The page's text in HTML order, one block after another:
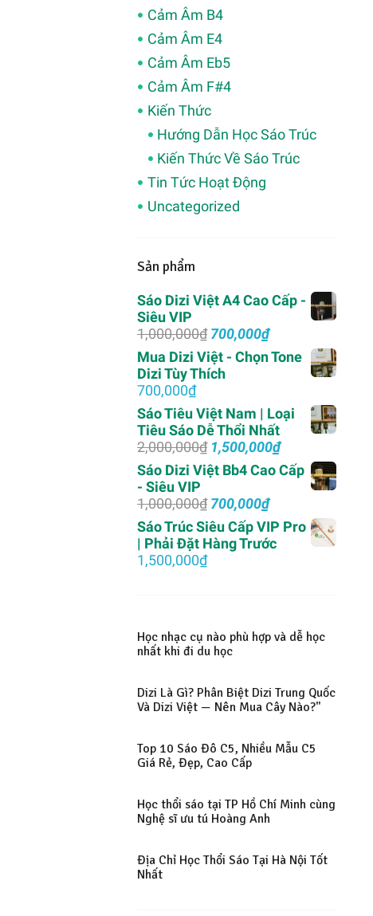
Cảm Âm B4
Cảm Âm E4
Cảm Âm Eb5
Cảm Âm F#4
Kiến Thức
Hướng Dẫn Học Sáo Trúc
Kiến Thức Về Sáo Trúc
Tin Tức Hoạt Động
Uncategorized
Sản phẩm
Sáo Dizi Việt A4 Cao Cấp -
Siêu VIP
1,000,000₫ Giá
gốc
là:
1,000,000₫.
700,000₫Giá
hiện
tại
Mua Dizi Việt - Chọn Tone
Dizi Tùy Thích
700,000₫
Sáo Tiêu Việt Nam | Loại
Tiêu Sáo Dễ Thổi Nhất
2,000,000₫ Giá
gốc
là:
2,000,000₫.
1,500,000₫Giá
hiện
tại
Sáo Dizi Việt Bb4 Cao Cấp
- Siêu VIP
1,000,000₫ Giá
gốc
là:
1,000,000₫.
700,000₫Giá
hiện
tại
là:
Sáo Trúc Siêu Cấp VIP Pro
| Phải Đặt Hàng Trước
1,500,000₫
Học nhạc cụ nào phù hợp và dễ học
nhất khi đi du học
Dizi Là Gì? Phân Biệt Dizi Trung Quốc
Và Dizi Việt — Nên Mua Cây Nào?"
Top 10 Sáo Đô C5, Nhiều Mẫu C5
Giá Rẻ, Đẹp, Cao Cấp
Học thổi sáo tại TP Hồ Chí Minh cùng
Nghệ sĩ ưu tú Hoàng Anh
Địa Chỉ Học Thổi Sáo Tại Hà Nội Tốt
Nhất